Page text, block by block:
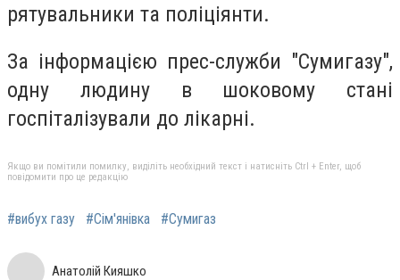
рятувальники та поліціянти.
За інформацією прес-служби "Сумигазу",
одну людину в шоковому стані
госпіталізували до лікарні.
Якщо ви помітили помилку, виділіть необхідний текст і натисніть Ctrl + Enter, щоб
повідомити про це редакцію
#вибух газу #Сім'янівка #Сумигаз
Анатолій Кияшко